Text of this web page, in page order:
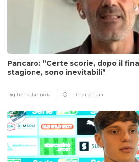
Pancaro: “Certe scorie, dopo il
stagione, sono inevitabili”
Digitrend,1 anno fa 1 min di lettura